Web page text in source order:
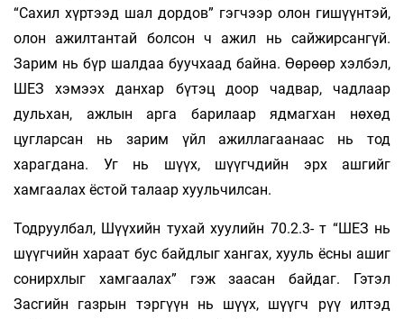
“Сахил хүртээд шал дордов” гэгчээр олон гишүүнтэй,
олон ажилтантай болсон ч ажил нь сайжирсангүй.
Зарим нь бүр шалдаа буучхаад байна. Өөрөөр хэлбэл,
ШЕЗ хэмээх данхар бүтэц доор чадвар, чадлаар
дульхан, ажлын арга барилаар ядмагхан нөхөд
цугларсан нь зарим үйл ажиллагаанаас нь тод
харагдана. Уг нь шүүх, шүүгчдийн эрх ашгийг
хамгаалах ёстой талаар хуульчилсан.
Тодруулбал, Шүүхийн тухай хуулийн 70.2.3- т “ШЕЗ нь
шүүгчийн хараат бус байдлыг хангах, хууль ёсны ашиг
сонирхлыг хамгаалах” гэж заасан байдаг. Гэтэл
Засгийн газрын тэргүүн нь шүүх, шүүгч рүү илтэд